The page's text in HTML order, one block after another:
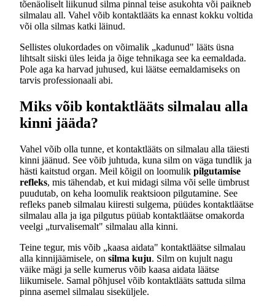
tõenäoliselt liikunud silma pinnal teise asukohta või paikneb
silmalau all. Vahel võib kontaktlääts ka ennast kokku voltida
või olla silmas katki läinud.
Sellistes olukordades on võimalik „kadunud" lääts üsna
lihtsalt siiski üles leida ja õige tehnikaga see ka eemaldada.
Pole aga ka harvad juhused, kui läätse eemaldamiseks on
tarvis professionaali abi.
Miks võib kontaktlääts silmalau alla
kinni jääda?
Vahel võib olla tunne, et kontaktlääts on silmalau alla täiesti
kinni jäänud. See võib juhtuda, kuna silm on väga tundlik ja
hästi kaitstud organ. Meil kõigil on loomulik pilgutamise
refleks, mis tähendab, et kui midagi silma või selle ümbrust
puudutab, on keha loomulik reaktsioon pilgutamine. See
refleks paneb silmalau kiiresti sulgema, püüdes kontaktläätse
silmalau alla ja iga pilgutus püüab kontaktläätse omakorda
veelgi „turvalisemalt" silmalau alla kinni.
Teine tegur, mis võib „kaasa aidata" kontaktläätse silmalau
alla kinnijäämisele, on silma kuju. Silm on kujult nagu
väike mägi ja selle kumerus võib kaasa aidata läätse
liikumisele. Samal põhjusel võib kontaktlääts sattuda silma
pinna asemel silmalau siseküljele.